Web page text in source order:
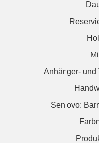
Anhänger- und
Seniovo: